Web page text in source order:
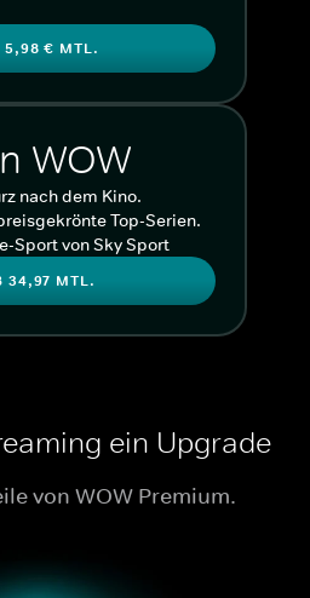
5,98 € MTL.
WOW
nach dem Kino.
Top-Serien.
Sport von Sky Sport
34,97 MTL.
ein Upgrade
von WOW Premium.